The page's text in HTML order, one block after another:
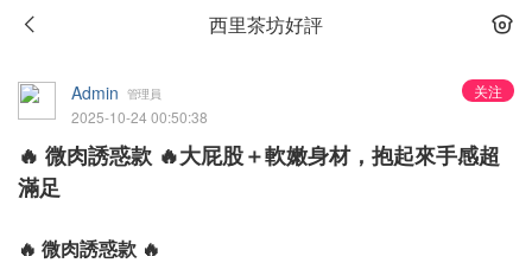
西里茶坊好評
关注
Admin 管理員
2025-10-24 00:50:38
🔥 微肉誘惑款 🔥大屁股＋軟嫩身材，抱起來手感超
滿足
🔥 微肉誘惑款 🔥